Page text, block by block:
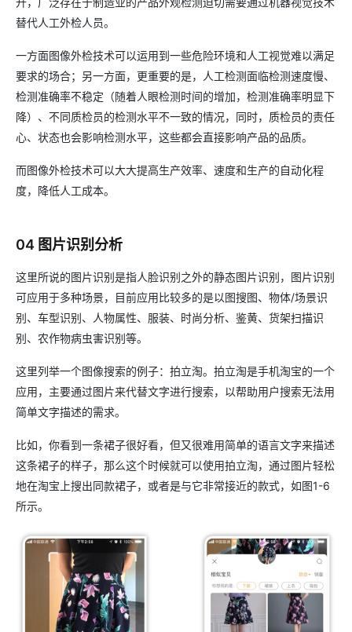
替代人工外检人员。
一方面图像外检技术可以运用到一些危险环境和人工视觉难以满足
要求的场合；另一方面，更重要的是，人工检测面临检测速度慢、
检测准确率不稳定（随着人眼检测时间的增加，检测准确率明显下
降）、不同质检员的检测水平不一致的情况，同时，质检员的责任
心、状态也会影响检测水平，这些都会直接影响产品的品质。
而图像外检技术可以大大提高生产效率、速度和生产的自动化程
度，降低人工成本。
04 图片识别分析
这里所说的图片识别是指人脸识别之外的静态图片识别，图片识别
可应用于多种场景，目前应用比较多的是以图搜图、物体/场景识
别、车型识别、人物属性、服装、时尚分析、鉴黄、货架扫描识
别、农作物病虫害识别等。
这里列举一个图像搜索的例子：拍立淘。拍立淘是手机淘宝的一个
应用，主要通过图片来代替文字进行搜索，以帮助用户搜索无法用
简单文字描述的需求。
比如，你看到一条裙子很好看，但又很难用简单的语言文字来描述
这条裙子的样子，那么这个时候就可以使用拍立淘，通过图片轻松
地在淘宝上搜出同款裙子，或者是与它非常接近的款式，如图1-6
所示。